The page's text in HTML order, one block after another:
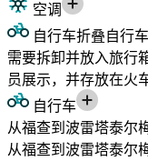
空调
自行车折叠自行
需要拆卸并放入旅行
员展示，并存放在火
自行车
从福查到波雷塔泰尔
从福查到波雷塔泰尔